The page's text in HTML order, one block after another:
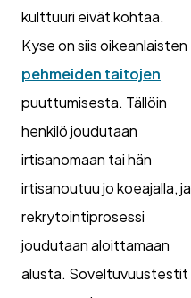
kulttuuri eivät kohtaa.
Kyse on siis oikeanlaisten
pehmeiden taitojen
puuttumisesta. Tällöin
henkilö joudutaan
irtisanomaan tai hän
irtisanoutuu jo koeajalla, ja
rekrytointiprosessi
joudutaan aloittamaan
alusta. Soveltuvuustestit